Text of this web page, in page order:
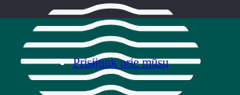
Prisijunk prie mūsų